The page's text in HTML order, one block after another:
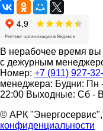
В нерабочее время вы
с дежурным
Номер: +7 (911) 927-
менеджера: Будни: Пн
22:00 Выходные: Сб -
© АРК
конфиденциальности